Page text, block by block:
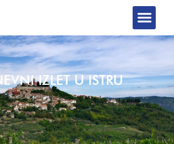
IZLET U ISTRU